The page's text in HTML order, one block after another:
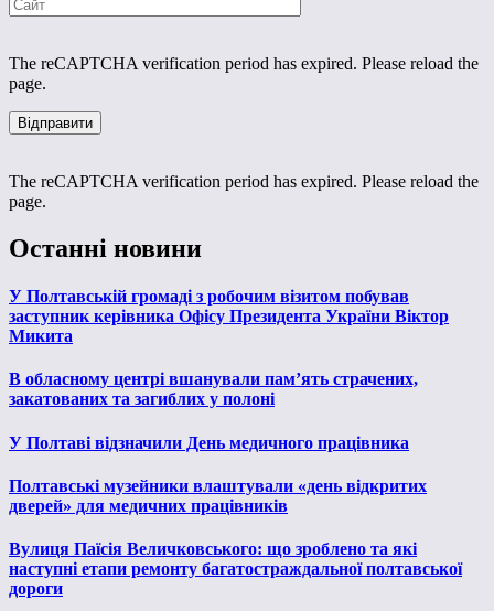
The reCAPTCHA verification period has expired. Please reload the
page.
The reCAPTCHA verification period has expired. Please reload the
page.
Останні новини
У Полтавській громаді з робочим візитом побував
заступник керівника Офісу Президента України Віктор
Микита
В обласному центрі вшанували пам’ять страчених,
закатованих та загиблих у полоні
У Полтаві відзначили День медичного працівника
Полтавські музейники влаштували «день відкритих
дверей» для медичних працівників
Вулиця Паїсія Величковського: що зроблено та які
наступні етапи ремонту багатостраждальної полтавської
дороги